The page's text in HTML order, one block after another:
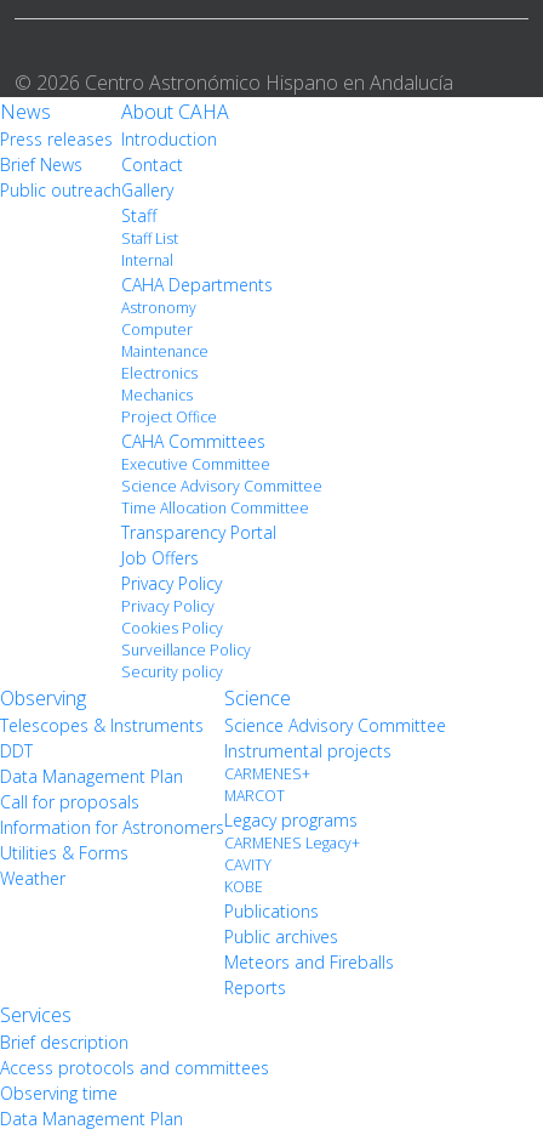
© 2026 Centro Astronómico Hispano en Andalucía
News
Press releases
Brief News
Public outreach
About CAHA
Introduction
Contact
Gallery
Staff
Staff List
Internal
CAHA Departments
Astronomy
Computer
Maintenance
Electronics
Mechanics
Project Office
CAHA Committees
Executive Committee
Science Advisory Committee
Time Allocation Committee
Transparency Portal
Job Offers
Privacy Policy
Privacy Policy
Cookies Policy
Surveillance Policy
Security policy
Observing
Telescopes & Instruments
DDT
Data Management Plan
Call for proposals
Information for Astronomers
Utilities & Forms
Weather
Science
Science Advisory Committee
Instrumental projects
CARMENES+
MARCOT
Legacy programs
CARMENES Legacy+
CAVITY
KOBE
Publications
Public archives
Meteors and Fireballs
Reports
Services
Brief description
Access protocols and committees
Observing time
Data Management Plan